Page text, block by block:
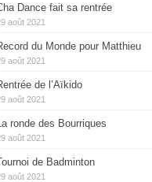
Dance fait sa rentrée
août 2021
du Monde pour Matthieu
août 2021
de l’Aïkido
août 2021
ronde des Bourriques
août 2021
de Badminton
août 2021